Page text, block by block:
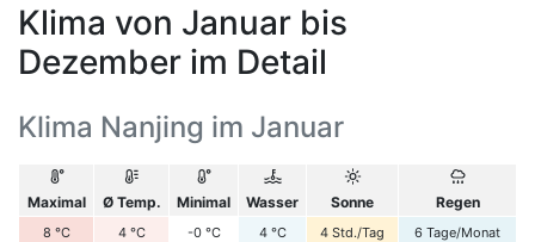
Klima von Januar bis
Dezember im Detail
Klima Nanjing im Januar
Maximal Ø Temp. Minimal Wasser Sonne Regen
8 °C 4 °C -0 °C 4 °C 4 Std./Tag 6 Tage/Monat